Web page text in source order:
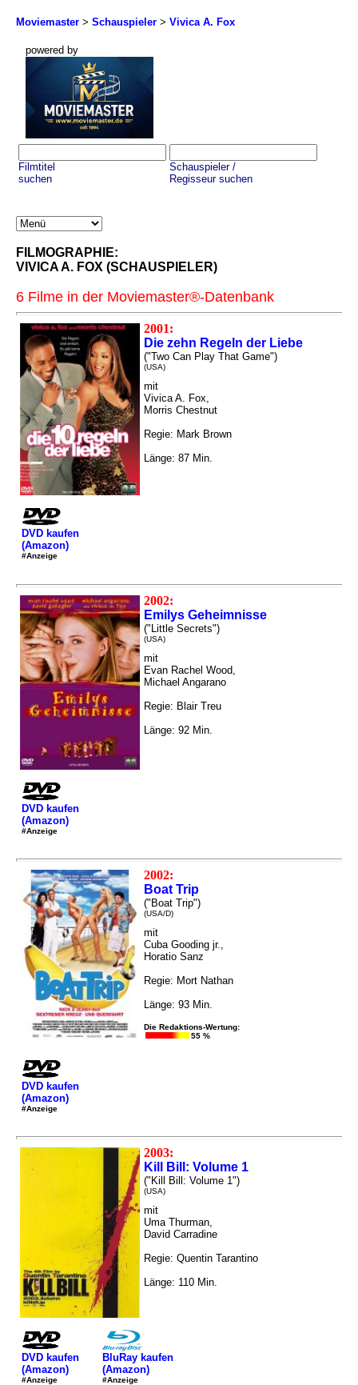
Moviemaster > Schauspieler > Vivica A. Fox
powered by
Filmtitel
suchen
Schauspieler /
Regisseur suchen
FILMOGRAPHIE:
VIVICA A. FOX (SCHAUSPIELER)
6 Filme in der Moviemaster®-Datenbank
2001:
Die zehn Regeln der Liebe
("Two Can Play That Game")
(USA)
mit
Vivica A. Fox,
Morris Chestnut
Regie: Mark Brown
Länge: 87 Min.
DVD kaufen
(Amazon)
#Anzeige
2002:
Emilys Geheimnisse
("Little Secrets")
(USA)
mit
Evan Rachel Wood,
Michael Angarano
Regie: Blair Treu
Länge: 92 Min.
DVD kaufen
(Amazon)
#Anzeige
2002:
Boat Trip
("Boat Trip")
(USA/D)
mit
Cuba Gooding jr.,
Horatio Sanz
Regie: Mort Nathan
Länge: 93 Min.
Die Redaktions-Wertung:
55 %
DVD kaufen
(Amazon)
#Anzeige
2003:
Kill Bill: Volume 1
("Kill Bill: Volume 1")
(USA)
mit
Uma Thurman,
David Carradine
Regie: Quentin Tarantino
Länge: 110 Min.
DVD kaufen
(Amazon)
#Anzeige
BluRay kaufen
(Amazon)
#Anzeige